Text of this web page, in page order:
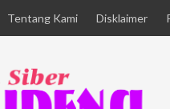
Tentang Kami Disklaimer